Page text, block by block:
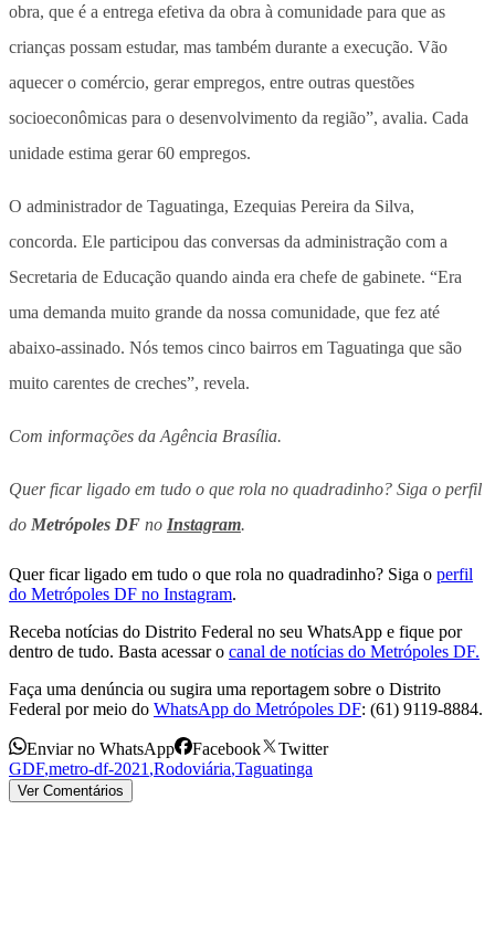
obra, que é a entrega efetiva da obra à comunidade para que as
crianças possam estudar, mas também durante a execução. Vão
aquecer o comércio, gerar empregos, entre outras questões
socioeconômicas para o desenvolvimento da região”, avalia. Cada
unidade estima gerar 60 empregos.
O administrador de Taguatinga, Ezequias Pereira da Silva,
concorda. Ele participou das conversas da administração com a
Secretaria de Educação quando ainda era chefe de gabinete. “Era
uma demanda muito grande da nossa comunidade, que fez até
abaixo-assinado. Nós temos cinco bairros em Taguatinga que são
muito carentes de creches”, revela.
Com informações da Agência Brasília.
Quer ficar ligado em tudo o que rola no quadradinho? Siga o perfil
do Metrópoles DF no Instagram.
Quer ficar ligado em tudo o que rola no quadradinho? Siga o perfil
do Metrópoles DF no Instagram.
Receba notícias do Distrito Federal no seu WhatsApp e fique por
dentro de tudo. Basta acessar o canal de notícias do Metrópoles DF.
Faça uma denúncia ou sugira uma reportagem sobre o Distrito
Federal por meio do WhatsApp do Metrópoles DF: (61) 9119-8884.
Enviar no WhatsApp Facebook
Twitter
GDF,metro-df-2021 ,Rodoviária,Taguatinga
Ver Comentários